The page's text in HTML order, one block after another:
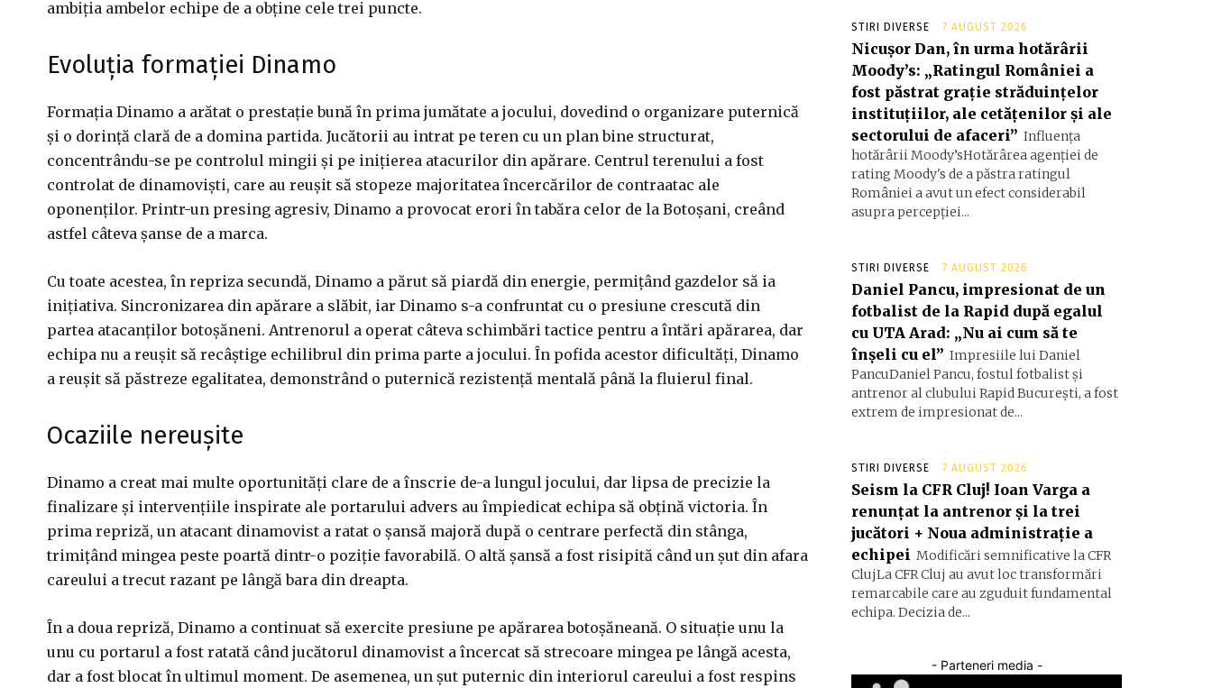
ambiția ambelor echipe de a obține cele trei puncte.
Evoluția formației Dinamo
Formația Dinamo a arătat o prestație bună în prima jumătate a jocului, dovedind o organizare puternică
și o dorință clară de a domina partida. Jucătorii au intrat pe teren cu un plan bine structurat,
concentrându-se pe controlul mingii și pe inițierea atacurilor din apărare. Centrul terenului a fost
controlat de dinamoviști, care au reușit să stopeze majoritatea încercărilor de contraatac ale
oponenților. Printr-un presing agresiv, Dinamo a provocat erori în tabăra celor de la Botoșani, creând
astfel câteva șanse de a marca.
Cu toate acestea, în repriza secundă, Dinamo a părut să piardă din energie, permițând gazdelor să ia
inițiativa. Sincronizarea din apărare a slăbit, iar Dinamo s-a confruntat cu o presiune crescută din
partea atacanților botoșăneni. Antrenorul a operat câteva schimbări tactice pentru a întări apărarea, dar
echipa nu a reușit să recâștige echilibrul din prima parte a jocului. În pofida acestor dificultăți, Dinamo
a reușit să păstreze egalitatea, demonstrând o puternică rezistență mentală până la fluierul final.
Ocaziile nereușite
Dinamo a creat mai multe oportunități clare de a înscrie de-a lungul jocului, dar lipsa de precizie la
finalizare și intervențiile inspirate ale portarului advers au împiedicat echipa să obțină victoria. În
prima repriză, un atacant dinamovist a ratat o șansă majoră după o centrare perfectă din stânga,
trimițând mingea peste poartă dintr-o poziție favorabilă. O altă șansă a fost risipită când un șut din afara
careului a trecut razant pe lângă bara din dreapta.
În a doua repriză, Dinamo a continuat să exercite presiune pe apărarea botoșăneană. O situație unu la
unu cu portarul a fost ratată când jucătorul dinamovist a încercat să strecoare mingea pe lângă acesta,
dar a fost blocat în ultimul moment. De asemenea, un șut puternic din interiorul careului a fost respins
STIRI DIVERSE 7 AUGUST 2026
Nicușor Dan, în urma hotărârii
Moody’s: „Ratingul României a
fost păstrat grație străduințelor
instituțiilor, ale cetățenilor și ale
sectorului de afaceri” Influența
hotărârii Moody’sHotărârea agenției de
rating Moody's de a păstra ratingul
României a avut un efect considerabil
asupra percepției...
STIRI DIVERSE 7 AUGUST 2026
Daniel Pancu, impresionat de un
fotbalist de la Rapid după egalul
cu UTA Arad: „Nu ai cum să te
înșeli cu el” Impresiile lui Daniel
PancuDaniel Pancu, fostul fotbalist și
antrenor al clubului Rapid București, a fost
extrem de impresionat de...
STIRI DIVERSE 7 AUGUST 2026
Seism la CFR Cluj! Ioan Varga a
renunțat la antrenor și la trei
jucători + Noua administrație a
echipei Modificări semnificative la CFR
ClujLa CFR Cluj au avut loc transformări
remarcabile care au zguduit fundamental
echipa. Decizia de...
- Parteneri media -